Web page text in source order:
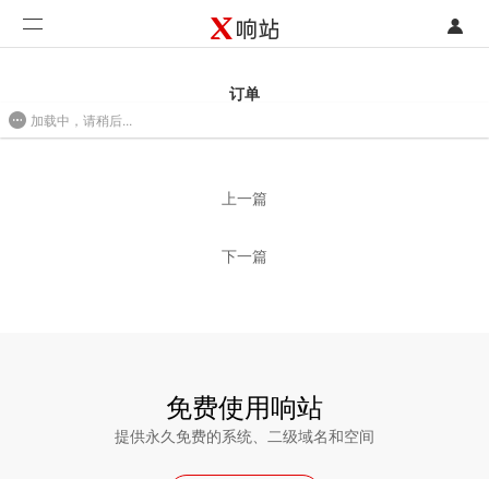
注册
开发类型
订单
上一篇
下一篇
免费使用响站
提供永久免费的系统、二级域名和空间
加载中，请稍后...